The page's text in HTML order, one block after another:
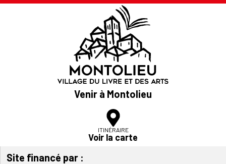
Venir à Montolieu
ITINÉRAIRE
Voir la carte
Site financé par :